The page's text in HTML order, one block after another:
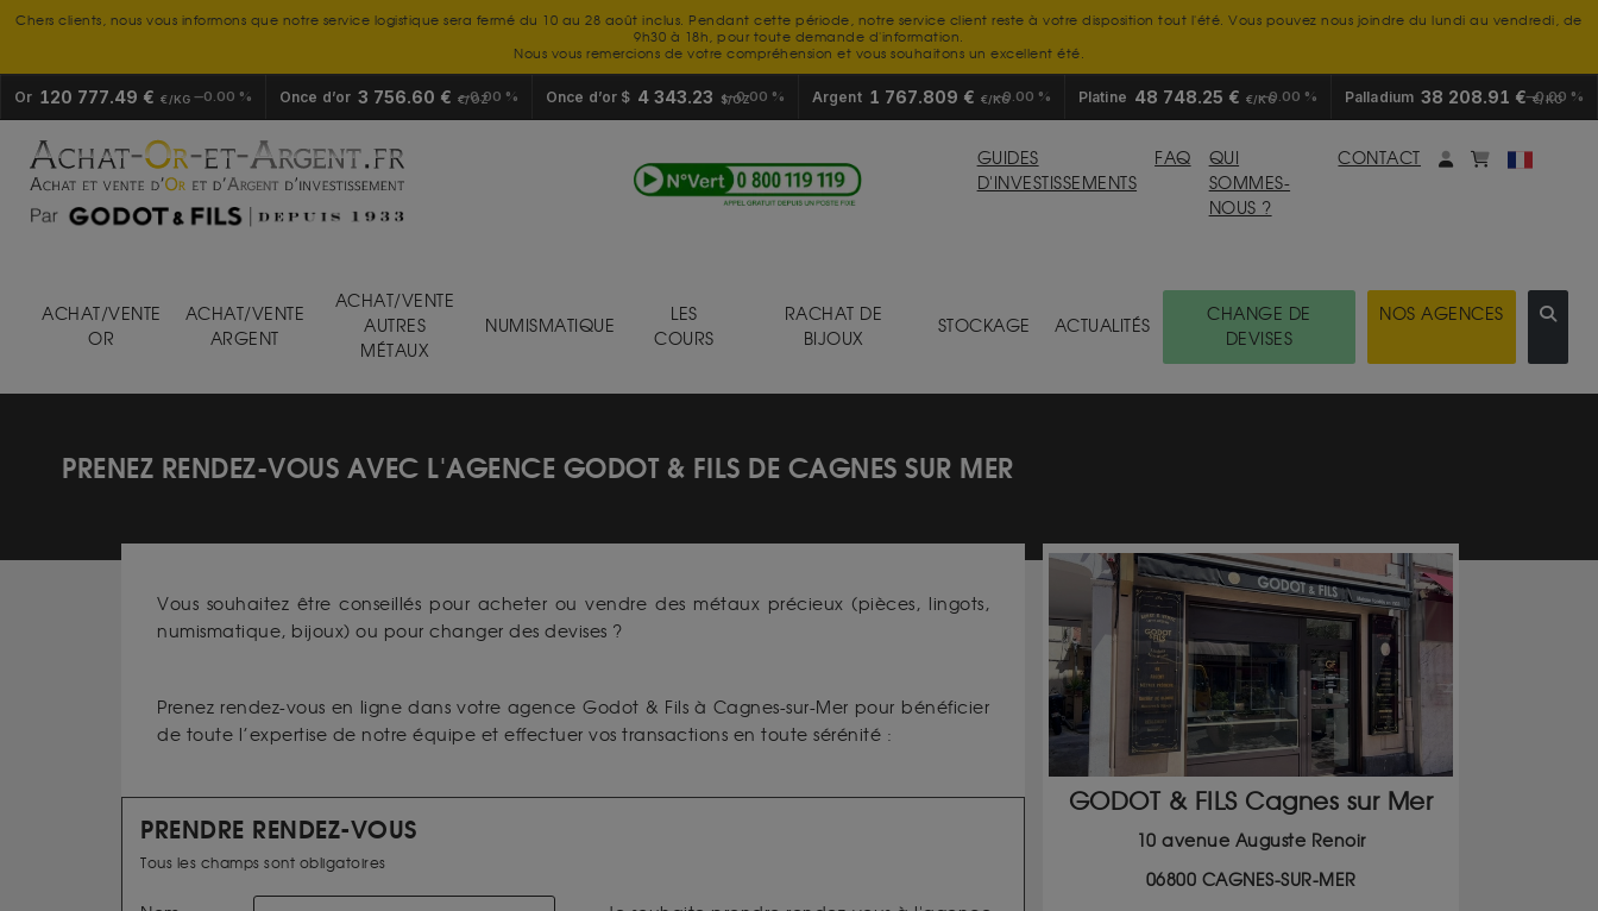
Chers clients, nous vous informons que notre service logistique sera fermé du 10 au 28 août inclus. Pendant cette période, notre service client reste à votre disposition tout l'été. Vous pouvez nous joindre du lundi au vendredi, de
9h30 à 18h, pour toute demande d'information.
Nous vous remercions de votre compréhension et vous souhaitons un excellent été.
Or 120 777.49 € €/KG 0.00 % Once d’or 3 756.60 € €/OZ
0.00 % Once d’or $ 4 343.23 $/OZ0.00 % Argent 1 767.809 € €/KG0.00 % Platine 48 748.25 € €/KG0.00 % Palladium 38 208.91 €€/KG
0.00 %
GUIDES
D'INVESTISSEMENTS
FAQ
QUI
SOMMES-
NOUS ?
CONTACT Mon compte
monpanier
ACHAT/VENTE
OR
ACHAT/VENTE
ARGENT
ACHAT/VENTE
AUTRES
MÉTAUX
NUMISMATIQUE
LES
COURS
RACHAT DE
BIJOUX
STOCKAGE ACTUALITÉS
CHANGE DE
DEVISES
NOS AGENCES
PRENEZ RENDEZ-VOUS AVEC L'AGENCE GODOT & FILS DE CAGNES SUR MER
Vous souhaitez être conseillés pour acheter ou vendre des métaux précieux (pièces, lingots,
numismatique, bijoux) ou pour changer des devises ?
Prenez rendez-vous en ligne dans votre agence Godot & Fils à Cagnes-sur-Mer pour bénéficier
de toute l’expertise de notre équipe et effectuer vos transactions en toute sérénité :
PRENDRE RENDEZ-VOUS
Tous les champs sont obligatoires
GODOT & FILS Cagnes sur Mer
10 avenue Auguste Renoir
06800 CAGNES-SUR-MER